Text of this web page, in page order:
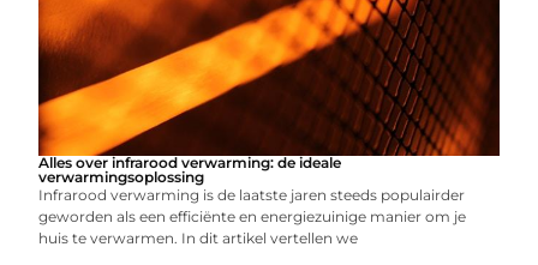
Alles over infrarood verwarming: de ideale
verwarmingsoplossing
Infrarood verwarming is de laatste jaren steeds populairder
geworden als een efficiënte en energiezuinige manier om je
huis te verwarmen. In dit artikel vertellen we